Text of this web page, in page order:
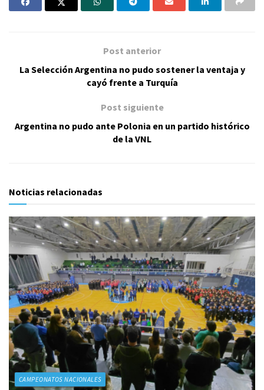
Post anterior
La Selección Argentina no pudo sostener la ventaja y
cayó frente a Turquía
Post siguiente
Argentina no pudo ante Polonia en un partido histórico
de la VNL
Noticias relacionadas
CAMPEONATOS NACIONALES